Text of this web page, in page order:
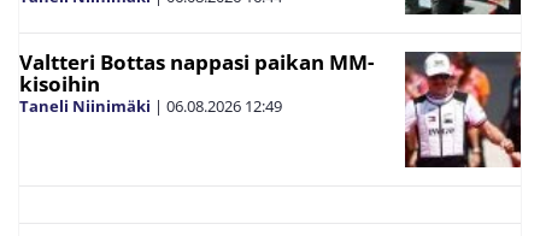
Valtteri Bottas nappasi paikan MM-
kisoihin
Taneli Niinimäki | 06.08.2026 12:49